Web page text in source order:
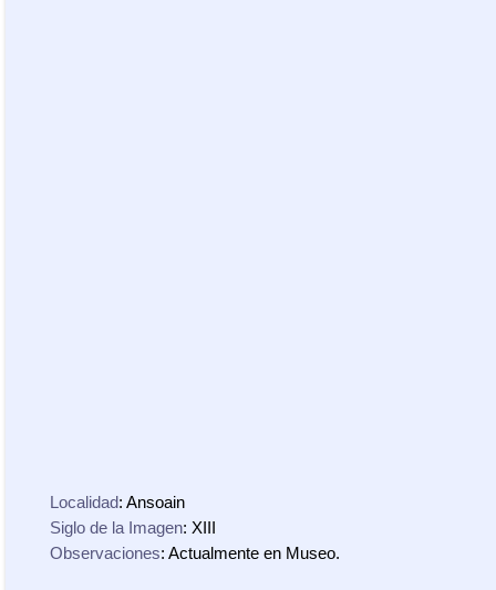
Localidad: Ansoain
Siglo de la Imagen: XIII
Observaciones: Actualmente en Museo.